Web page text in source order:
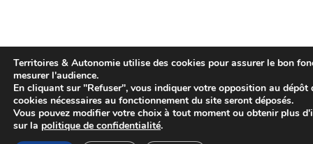
Territoires & Autonomie utilise des cookies pour assurer le bon
mesurer l'audience.
En cliquant sur "Refuser", vous indiquer votre opposition au dépôt
cookies nécessaires au fonctionnement du site seront déposés.
Vous pouvez modifier votre choix à tout moment ou obtenir plus
sur la politique de confidentialité.